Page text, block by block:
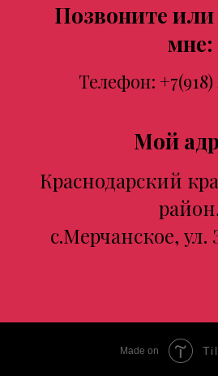
Позвоните
мне:
Телефон:
Мой
Краснодарский
с.Мерчанское, ул.
Made on